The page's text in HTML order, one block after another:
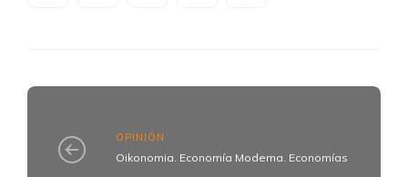
OPINIÓN
Oikonomia. Economía Moderna. Economías